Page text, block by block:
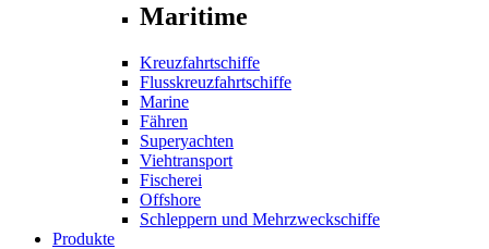
Maritime
Kreuzfahrtschiffe
Flusskreuzfahrtschiffe
Marine
Fähren
Superyachten
Viehtransport
Fischerei
Offshore
Schleppern und Mehrzweckschiffe
Produkte